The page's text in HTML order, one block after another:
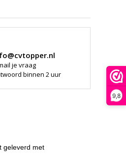
9,8
je vraag
binnen 2 uur
geleverd met